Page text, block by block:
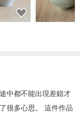
中都不能出現差錯才
很多心思。 這件作品